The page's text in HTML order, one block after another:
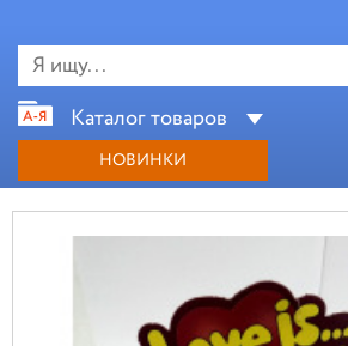
Каталог товаров
НОВИНКИ